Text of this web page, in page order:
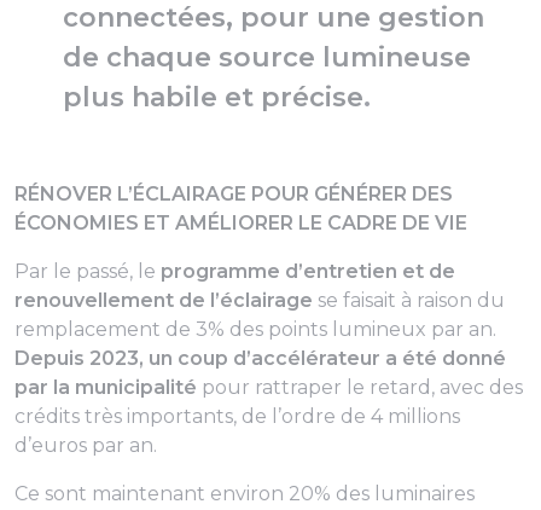
connectées, pour une gestion
de chaque source lumineuse
plus habile et précise.
RÉNOVER L’ÉCLAIRAGE POUR GÉNÉRER DES
ÉCONOMIES ET AMÉLIORER LE CADRE DE VIE
Par le passé, le programme d’entretien et de
renouvellement de l’éclairage se faisait à raison du
remplacement de 3% des points lumineux par an.
Depuis 2023, un coup d’accélérateur a été donné
par la municipalité pour rattraper le retard, avec des
crédits très importants, de l’ordre de 4 millions
d’euros par an.
Ce sont maintenant environ 20% des luminaires